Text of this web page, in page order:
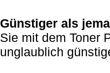
Günstiger als
Sie mit dem Toner
unglaublich